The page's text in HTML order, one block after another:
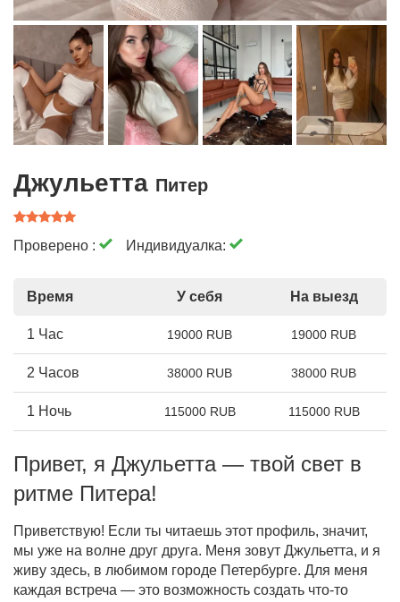
Джульетта Питер
Проверено : Индивидуалка:
Время У себя На выезд
1 Час 19000 RUB 19000 RUB
2 Часов 38000 RUB 38000 RUB
1 Ночь 115000 RUB 115000 RUB
Привет, я Джульетта — твой свет в
ритме Питера!
Приветствую! Если ты читаешь этот профиль, значит,
мы уже на волне друг друга. Меня зовут Джульетта, и я
живу здесь, в любимом городе Петербурге. Для меня
каждая встреча — это возможность создать что-то